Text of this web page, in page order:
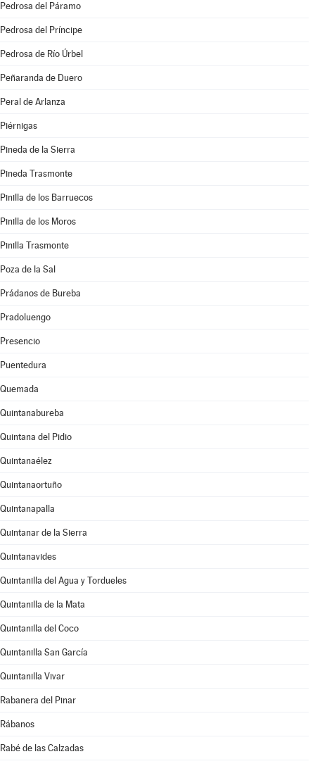
Pedrosa del Páramo
Pedrosa del Príncipe
Pedrosa de Río Úrbel
Peñaranda de Duero
Peral de Arlanza
Piérnigas
Pineda de la Sierra
Pineda Trasmonte
Pinilla de los Barruecos
Pinilla de los Moros
Pinilla Trasmonte
Poza de la Sal
Prádanos de Bureba
Pradoluengo
Presencio
Puentedura
Quemada
Quintanabureba
Quintana del Pidio
Quintanaélez
Quintanaortuño
Quintanapalla
Quintanar de la Sierra
Quintanavides
Quintanilla del Agua y Tordueles
Quintanilla de la Mata
Quintanilla del Coco
Quintanilla San García
Quintanilla Vivar
Rabanera del Pinar
Rábanos
Rabé de las Calzadas